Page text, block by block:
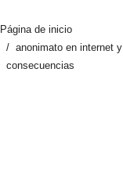
Página de inicio
anonimato en internet y
consecuencias